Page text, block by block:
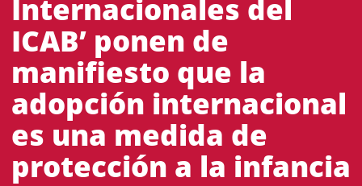
Internacionales del
ICAB’ ponen de
manifiesto que la
adopción internacional
es una medida de
protección a la infancia